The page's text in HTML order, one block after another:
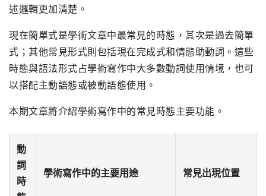
述邏輯更加清楚。
現在簡單式是學術文章中最常見的時態，其次是過去簡單
式；其他常見形式則包括現在完成式和情態助動詞。這些
時態與語法形式占學術寫作中大多數動詞使用情境，也可
以搭配主動語態或被動語態使用。
本期文章將介紹學術寫作中的常見時態主要功能。
動
詞
時
學術寫作中的主要用途 常見出現位置